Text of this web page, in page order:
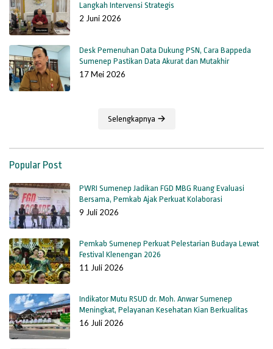
Langkah Intervensi Strategis
2 Juni 2026
Desk Pemenuhan Data Dukung PSN, Cara Bappeda
Sumenep Pastikan Data Akurat dan Mutakhir
17 Mei 2026
Selengkapnya
Popular Post
PWRI Sumenep Jadikan FGD MBG Ruang Evaluasi
Bersama, Pemkab Ajak Perkuat Kolaborasi
9 Juli 2026
Pemkab Sumenep Perkuat Pelestarian Budaya Lewat
Festival Klenengan 2026
11 Juli 2026
Indikator Mutu RSUD dr. Moh. Anwar Sumenep
Meningkat, Pelayanan Kesehatan Kian Berkualitas
16 Juli 2026